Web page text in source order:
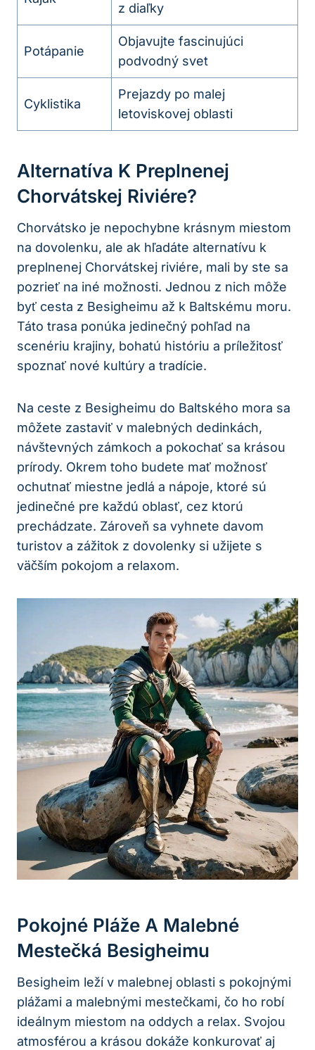
z diaľky
Potápanie
Objavujte fascinujúci
podvodný svet
Cyklistika
Prejazdy po malej
letoviskovej oblasti
Alternatíva K Preplnenej
Chorvátskej Riviére?
Chorvátsko je nepochybne krásnym miestom
na dovolenku, ale ak hľadáte alternatívu k
preplnenej Chorvátskej riviére, mali by ste sa
pozrieť na iné možnosti. Jednou z nich môže
byť cesta z Besigheimu až k Baltskému moru.
Táto trasa ponúka jedinečný pohľad na
scenériu krajiny, bohatú históriu a príležitosť
spoznať nové kultúry a tradície.
Na ceste z Besigheimu do Baltského mora sa
môžete zastaviť v malebných dedinkách,
návštevných zámkoch a pokochať sa krásou
prírody. Okrem toho budete mať možnosť
ochutnať miestne jedlá a nápoje, ktoré sú
jedinečné pre každú oblasť, cez ktorú
prechádzate. Zároveň sa vyhnete davom
turistov a zážitok z dovolenky si užijete s
väčším pokojom a relaxom.
Pokojné Pláže A Malebné
Mestečká Besigheimu
Besigheim leží v malebnej oblasti s pokojnými
plážami a malebnými mestečkami, čo ho robí
ideálnym miestom na oddych a relax. Svojou
atmosférou a krásou dokáže konkurovať aj